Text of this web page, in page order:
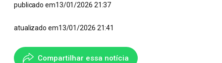
publicado em13/01/2026 21:37
atualizado em13/01/2026 21:41
Compartilhar essa notícia